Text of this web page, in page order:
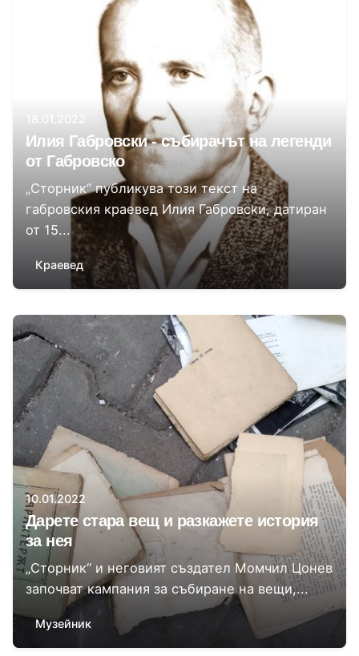
18.01.2022
Илия Габровски - събирачът на легенди
от Габровско
„Сторник“ публикува този текст на
габровския краевед Илия Габровски, датиран
от 15...
Краевед
Автор
Сторник
10.01.2022
Дарете стара вещ и разкажете история
за нея
„Сторник“ и неговият създател Момчил Цонев
започват кампания за събиране на вещи,...
Музейник